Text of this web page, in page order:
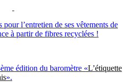
l’entretien de ses vêtements de
à partir de fibres recyclées !
édition du baromètre «L’étiquette
».